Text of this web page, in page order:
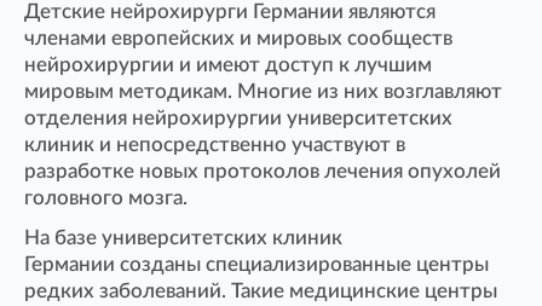
Детские нейрохирурги Германии являются
членами европейских и мировых сообществ
нейрохирургии и имеют доступ к лучшим
мировым методикам. Многие из них возглавляют
отделения нейрохирургии университетских
клиник и непосредственно участвуют в
разработке новых протоколов лечения опухолей
головного мозга.
На базе университетских клиник
Германии созданы специализированные центры
редких заболеваний. Такие медицинские центры